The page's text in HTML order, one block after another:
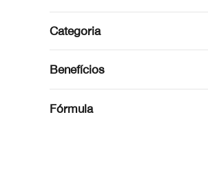
Categoria
Benefícios
Fórmula